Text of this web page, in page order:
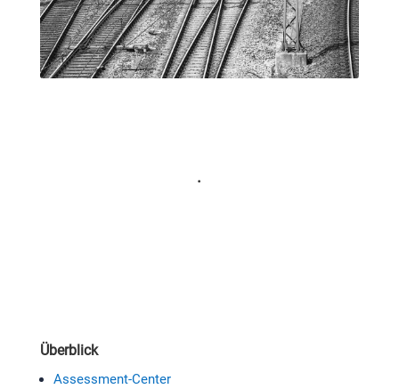
.
Überblick
Assessment-Center